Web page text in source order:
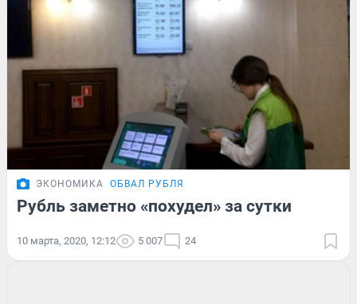
ЭКОНОМИКА ОБВАЛ РУБЛЯ
Рубль заметно «похудел» за сутки
10 марта, 2020, 12:12 5 007 24